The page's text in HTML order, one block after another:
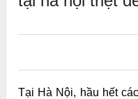
Tại Hà Nội, hầu hết